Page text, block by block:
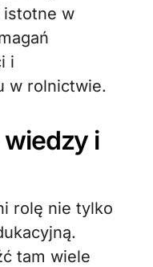
istotne w
i
w rolnictwie.
wiedzy i
rolę nie tylko
tam wiele